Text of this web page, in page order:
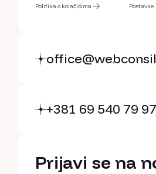
Politika privatnosti Uslovi
Politika o kolačićima
+381 69 540 79 97
Prijavi se na